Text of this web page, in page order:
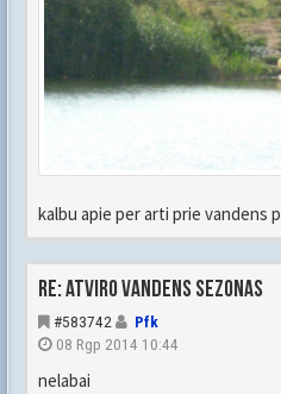
kalbu apie per arti prie vandens
Re: Atviro vandens sezonas
#583742
Pfk
08 Rgp 2014 10:44
nelabai